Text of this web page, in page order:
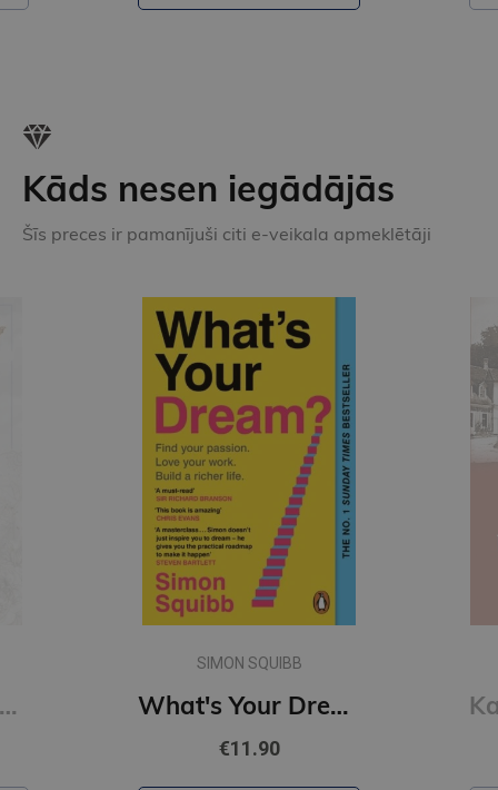
Kāds nesen iegādājās
Šīs preces ir pamanījuši citi e-veikala apmeklētāji
What's Your Dream? : Find Your Passion. Love Your Work. Build a Richer Life.
Jaunums
ANDRIS GRĪNBERGS
Kaucmindes pakavs
€12.50